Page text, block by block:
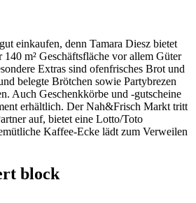
einkaufen, denn Tamara Diesz bietet
140 m² Geschäftsfläche vor allem Güter
Extras sind ofenfrisches Brot und
belegte Brötchen sowie Partybrezen
Auch Geschenkkörbe und -gutscheine
erhältlich. Der Nah&Frisch Markt tritt
auf, bietet eine Lotto/Toto
Kaffee-Ecke lädt zum Verweilen
block